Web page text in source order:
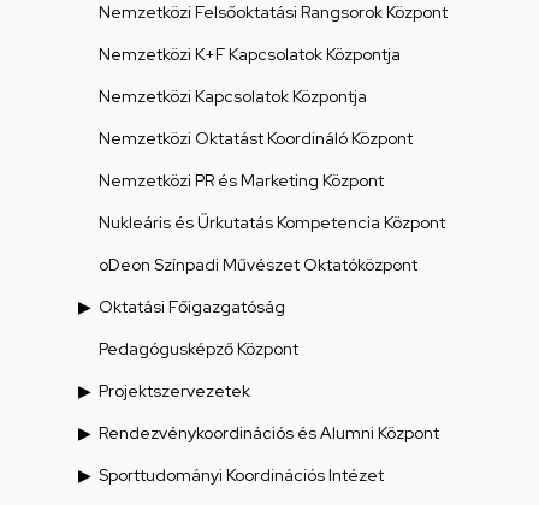
Nemzetközi Felsőoktatási Rangsorok Központ
Nemzetközi K+F Kapcsolatok Központja
Nemzetközi Kapcsolatok Központja
Nemzetközi Oktatást Koordináló Központ
Nemzetközi PR és Marketing Központ
Nukleáris és Űrkutatás Kompetencia Központ
oDeon Színpadi Művészet Oktatóközpont
Oktatási Főigazgatóság
Pedagógusképző Központ
Projektszervezetek
Rendezvénykoordinációs és Alumni Központ
Sporttudományi Koordinációs Intézet